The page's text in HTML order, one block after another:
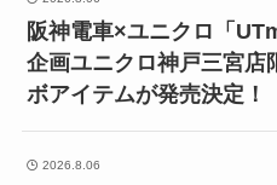
阪神電車×ユニクロ「
企画ユニクロ神戸三宮店
ボアイテムが発売決定！
2026.8.06